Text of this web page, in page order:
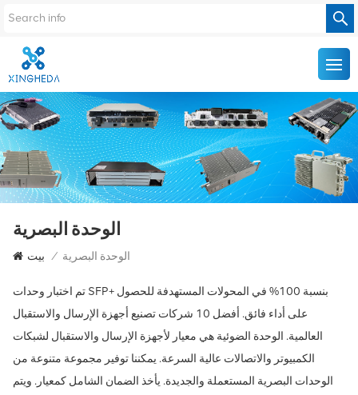
الوحدة البصرية
بيت / الوحدة البصرية
تم اختبار وحدات SFP+ بنسبة 100% في المحولات المستهدفة للحصول
على أداء فائق. أفضل 10 شركات تصنيع أجهزة الإرسال والاستقبال
العالمية. الوحدة الضوئية هي معيار لأجهزة الإرسال والاستقبال لشبكات
الكمبيوتر والاتصالات عالية السرعة. يمكننا توفير مجموعة متنوعة من
الوحدات البصرية المستعملة والجديدة. يأخذ الضمان الشامل كمعيار. ويتم